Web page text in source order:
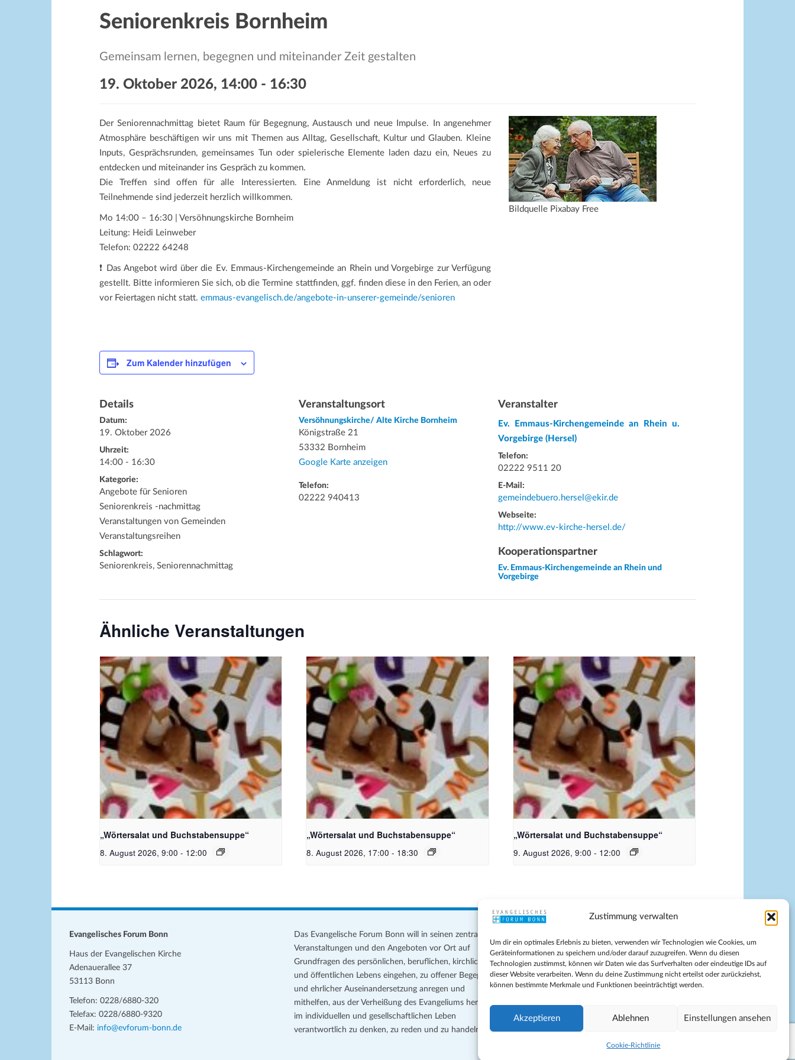
Zustimmung verwalten
Um dir ein optimales Erlebnis zu bieten, verwenden wir Technologien wie Cookies, um
Geräteinformationen zu speichern und/oder darauf zuzugreifen. Wenn du diesen
Technologien zustimmst, können wir Daten wie das Surfverhalten oder eindeutige IDs auf
dieser Website verarbeiten. Wenn du deine Zustimmung nicht erteilst oder zurückziehst,
können bestimmte Merkmale und Funktionen beeinträchtigt werden.
Akzeptieren Ablehnen Einstellungen ansehen
Cookie-Richtlinie
Seniorenkreis Bornheim
Gemeinsam lernen, begegnen und miteinander Zeit gestalten
19. Oktober 2026, 14:00 - 16:30
Der Seniorennachmittag bietet Raum für Begegnung, Austausch und neue Impulse. In angenehmer
Atmosphäre beschäftigen wir uns mit Themen aus Alltag, Gesellschaft, Kultur und Glauben. Kleine
Inputs, Gesprächsrunden, gemeinsames Tun oder spielerische Elemente laden dazu ein, Neues zu
entdecken und miteinander ins Gespräch zu kommen.
Die Treffen sind offen für alle Interessierten. Eine Anmeldung ist nicht erforderlich, neue
Teilnehmende sind jederzeit herzlich willkommen.
Mo 14:00 – 16:30 | Versöhnungskirche Bornheim
Leitung: Heidi Leinweber
Telefon: 02222 64248
❗ Das Angebot wird über die Ev. Emmaus-Kirchengemeinde an Rhein und Vorgebirge zur Verfügung
gestellt. Bitte informieren Sie sich, ob die Termine stattfinden, ggf. finden diese in den Ferien, an oder
vor Feiertagen nicht statt. emmaus-evangelisch.de/angebote-in-unserer-gemeinde/senioren
Bildquelle Pixabay Free
Zum Kalender hinzufügen
Details
Datum:
19. Oktober 2026
Uhrzeit:
14:00 - 16:30
Kategorie:
Angebote für Senioren
Seniorenkreis -nachmittag
Veranstaltungen von Gemeinden
Veranstaltungsreihen
Schlagwort:
Seniorenkreis, Seniorennachmittag
Veranstaltungsort
Versöhnungskirche/ Alte Kirche Bornheim
Königstraße 21
53332 Bornheim
Google Karte anzeigen
Telefon:
02222 940413
Veranstalter
Ev. Emmaus-Kirchengemeinde an Rhein u.
Vorgebirge (Hersel)
Telefon:
02222 9511 20
E-Mail:
gemeindebuero.hersel@ekir.de
Webseite:
http://www.ev-kirche-hersel.de/
Kooperationspartner
Ev. Emmaus-Kirchengemeinde an Rhein und
Vorgebirge
Ähnliche Veranstaltungen
Bildquelle_ Pixabay Free_Christoph
Meinersmann
„Wörtersalat und Buchstabensuppe“
8. August 2026, 9:00 - 12:00
Bildquelle_ Pixabay Free_Christoph
Meinersmann
„Wörtersalat und Buchstabensuppe“
8. August 2026, 17:00 - 18:30
Bildquelle_ Pixabay Free_Christoph
Meinersmann
„Wörtersalat und Buchstabensuppe“
9. August 2026, 9:00 - 12:00
Evangelisches Forum Bonn
Haus der Evangelischen Kirche
Adenauerallee 37
53113 Bonn
Telefon: 0228/6880-320
Telefax: 0228/6880-9320
E-Mail: info@evforum-bonn.de
Das Evangelische Forum Bonn will in seinen zentralen
Veranstaltungen und den Angeboten vor Ort auf
Grundfragen des persönlichen, beruflichen, kirchlichen
und öffentlichen Lebens eingehen, zu offener Begegnung
und ehrlicher Auseinandersetzung anregen und
mithelfen, aus der Verheißung des Evangeliums heraus
im individuellen und gesellschaftlichen Leben
verantwortlich zu denken, zu reden und zu handeln.
Datenschutz
Teilnahmebedingungen
Evangelische Kirche in Bonn
Cookie-Richtlinie (EU)